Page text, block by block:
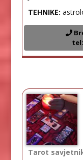
TEHNIKE:
Tarot